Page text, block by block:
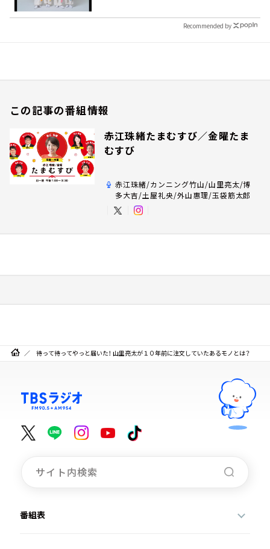
Recommended by
この記事の番組情報
赤江珠緒たまむすび／金曜たま
むすび
赤江珠緒/カンニング竹山/山里亮太/博
多大吉/土屋礼央/外山惠理/玉袋筋太郎
待って待ってやっと届いた！ 山里亮太が１０年前に注文していたあるモノとは？
番組表